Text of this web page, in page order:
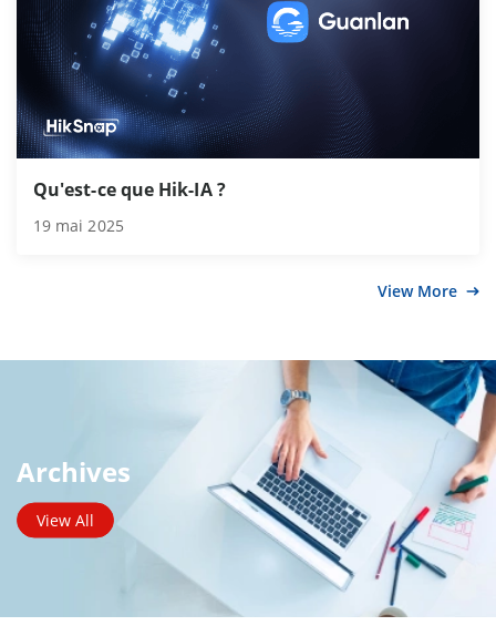
Qu'est-ce que Hik-IA ?
19 mai 2025
View More
Archives
View All